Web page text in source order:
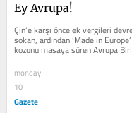
Ey Avrupa!
Çin’e karşı önce ek vergileri
sokan, ardından ‘Made in Europe’
kozunu masaya süren Avrupa
Çinli üreticileri...
monday
10
Gazete